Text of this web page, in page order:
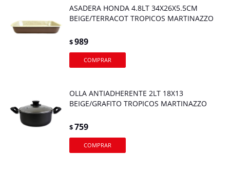
ASADERA HONDA 4.8LT 34X26X5.5CM
BEIGE/TERRACOT TROPICOS MARTINAZZO
$989
OLLA ANTIADHERENTE 2LT 18X13
BEIGE/GRAFITO TROPICOS MARTINAZZO
$759